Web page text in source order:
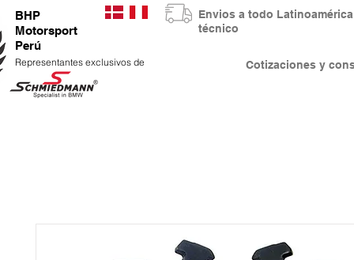
BHP
Motorsport
Perú
Representantes exclusivos de Cotizaciones y
Envios a todo
técnico